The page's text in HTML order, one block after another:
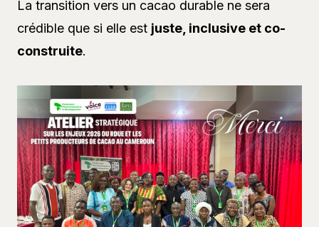
La transition vers un cacao durable ne sera
crédible que si elle est juste, inclusive et co-
construite.